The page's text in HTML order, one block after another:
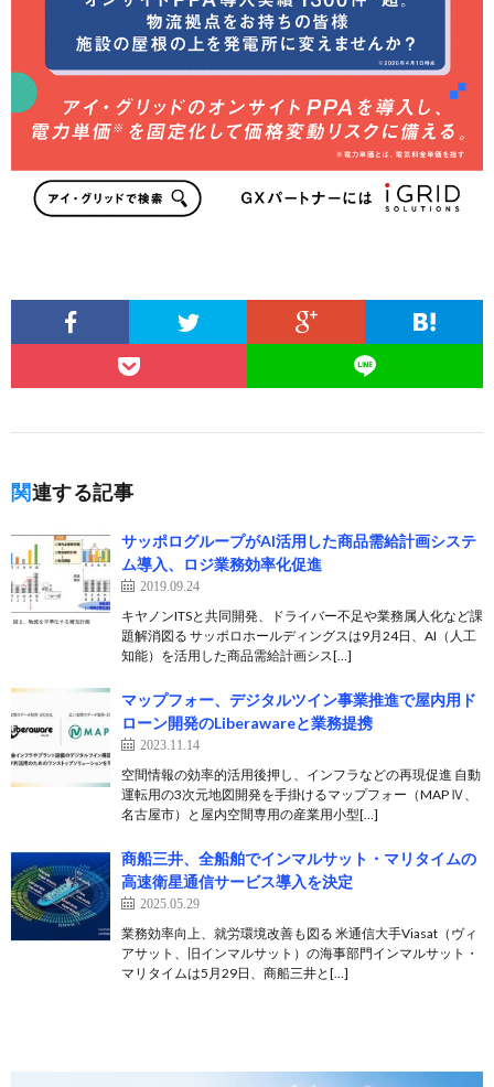
関連する記事
サッポログループがAI活用した商品需給計画システ
ム導入、ロジ業務効率化促進
2019.09.24
キヤノンITSと共同開発、ドライバー不足や業務属人化など課
題解消図る サッポロホールディングスは9月24日、AI（人工
知能）を活用した商品需給計画シス[…]
マップフォー、デジタルツイン事業推進で屋内用ド
ローン開発のLiberawareと業務提携
2023.11.14
空間情報の効率的活用後押し、インフラなどの再現促進 自動
運転用の3次元地図開発を手掛けるマップフォー（MAP Ⅳ、
名古屋市）と屋内空間専用の産業用小型[…]
商船三井、全船舶でインマルサット・マリタイムの
高速衛星通信サービス導入を決定
2025.05.29
業務効率向上、就労環境改善も図る 米通信大手Viasat（ヴィ
アサット、旧インマルサット）の海事部門インマルサット・
マリタイムは5月29日、商船三井と[…]